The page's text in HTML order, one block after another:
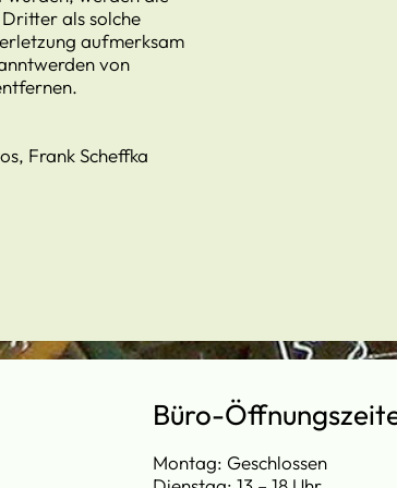
als solche
aufmerksam
von
Frank Scheffka
Büro-
Montag: Geschlossen